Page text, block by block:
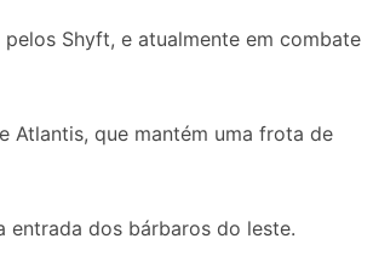
Shyft, e atualmente em combate
Atlantis, que mantém uma frota de
entrada dos bárbaros do leste.